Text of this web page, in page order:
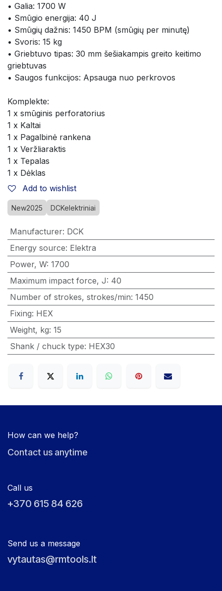
• Galia: 1700 W
• Smūgio energija: 40 J
• Smūgių dažnis: 1450 BPM (smūgių per minutę)
• Svoris: 15 kg
• Griebtuvo tipas: 30 mm šešiakampis greito keitimo
griebtuvas
• Saugos funkcijos: Apsauga nuo perkrovos
Komplekte:
1 x smūginis perforatorius
1 x Kaltai
1 x Pagalbinė rankena
1 x Veržliaraktis
1 x Tepalas
1 x Dėklas
Add to wishlist
New2025 DCKelektriniai
Manufacturer: DCK
Energy source: Elektra
Power, W: 1700
Maximum impact force, J: 40
Number of strokes, strokes/min: 1450
Fixing: HEX
Weight, kg: 15
Shank / chuck type: HEX30
How can we help?
Contact us anytime
Call us
+370 615 84 626
Send us a message
vytautas@rmtools.lt